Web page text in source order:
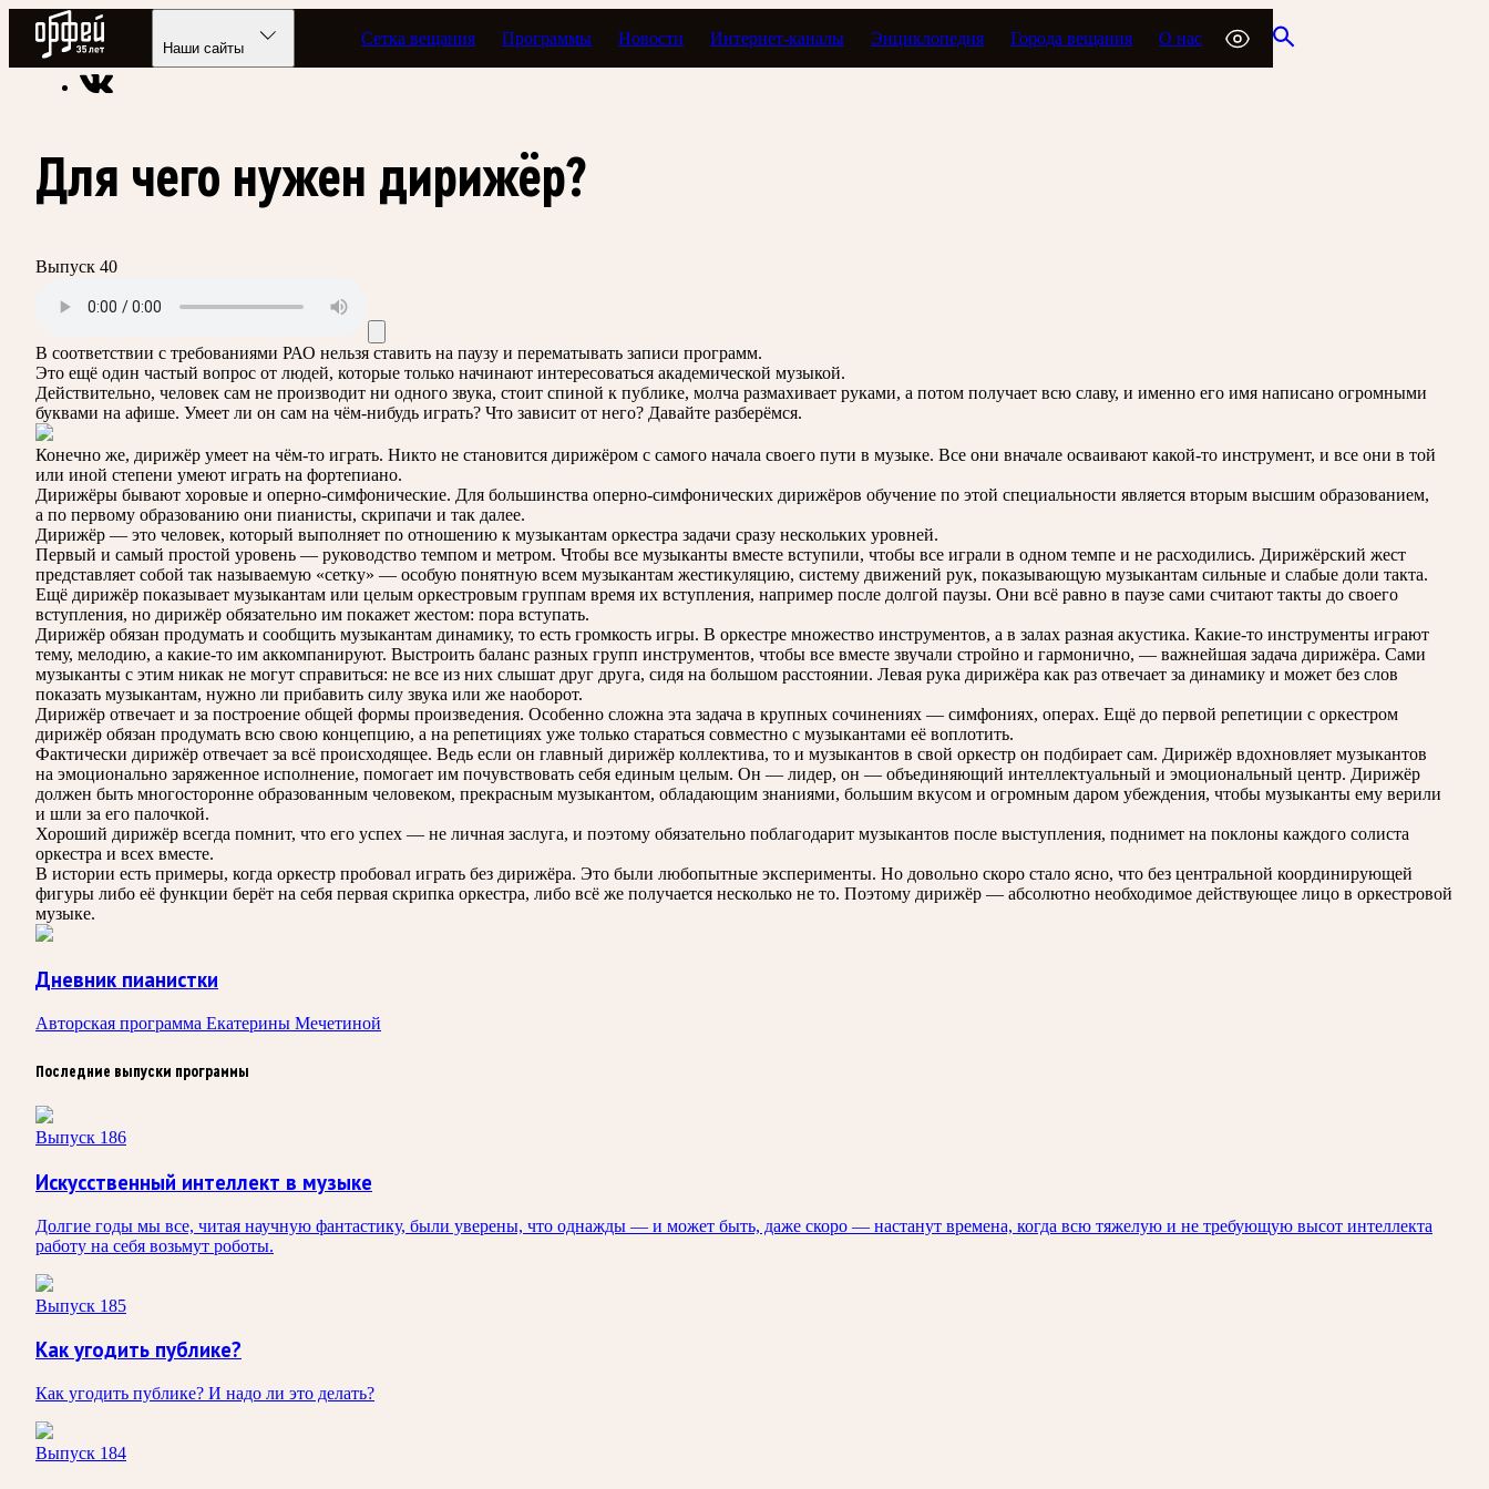
Радио Орфей
Наши сайты
Сетка вещания Программы Новости Интернет-каналы Энциклопедия Города вещания О нас
Радио классической музыки «Орфей» Подкасты Дневник пианистки
Для чего нужен дирижёр?
Выпуск 40
В соответствии с требованиями РАО нельзя ставить на паузу и перематывать записи программ.
Это ещё один частый вопрос от людей, которые только начинают интересоваться академической музыкой.
Действительно, человек сам не производит ни одного звука, стоит спиной к публике, молча размахивает руками, а потом получает всю славу, и именно его имя написано огромными
буквами на афише. Умеет ли он сам на чём-нибудь играть? Что зависит от него? Давайте разберёмся.
Конечно же, дирижёр умеет на чём-то играть. Никто не становится дирижёром с самого начала своего пути в музыке. Все они вначале осваивают какой-то инструмент, и все они в той
или иной степени умеют играть на фортепиано.
Дирижёры бывают хоровые и оперно-симфонические. Для большинства оперно-симфонических дирижёров обучение по этой специальности является вторым высшим образованием,
а по первому образованию они пианисты, скрипачи и так далее.
Дирижёр — это человек, который выполняет по отношению к музыкантам оркестра задачи сразу нескольких уровней.
Первый и самый простой уровень — руководство темпом и метром. Чтобы все музыканты вместе вступили, чтобы все играли в одном темпе и не расходились. Дирижёрский жест
представляет собой так называемую «сетку» — особую понятную всем музыкантам жестикуляцию, систему движений рук, показывающую музыкантам сильные и слабые доли такта.
Ещё дирижёр показывает музыкантам или целым оркестровым группам время их вступления, например после долгой паузы. Они всё равно в паузе сами считают такты до своего
вступления, но дирижёр обязательно им покажет жестом: пора вступать.
Дирижёр обязан продумать и сообщить музыкантам динамику, то есть громкость игры. В оркестре множество инструментов, а в залах разная акустика. Какие-то инструменты играют
тему, мелодию, а какие-то им аккомпанируют. Выстроить баланс разных групп инструментов, чтобы все вместе звучали стройно и гармонично, — важнейшая задача дирижёра. Сами
музыканты с этим никак не могут справиться: не все из них слышат друг друга, сидя на большом расстоянии. Левая рука дирижёра как раз отвечает за динамику и может без слов
показать музыкантам, нужно ли прибавить силу звука или же наоборот.
Дирижёр отвечает и за построение общей формы произведения. Особенно сложна эта задача в крупных сочинениях — симфониях, операх. Ещё до первой репетиции с оркестром
дирижёр обязан продумать всю свою концепцию, а на репетициях уже только стараться совместно с музыкантами её воплотить.
Фактически дирижёр отвечает за всё происходящее. Ведь если он главный дирижёр коллектива, то и музыкантов в свой оркестр он подбирает сам. Дирижёр вдохновляет музыкантов
на эмоционально заряженное исполнение, помогает им почувствовать себя единым целым. Он — лидер, он — объединяющий интеллектуальный и эмоциональный центр. Дирижёр
должен быть многосторонне образованным человеком, прекрасным музыкантом, обладающим знаниями, большим вкусом и огромным даром убеждения, чтобы музыканты ему верили
и шли за его палочкой.
Хороший дирижёр всегда помнит, что его успех — не личная заслуга, и поэтому обязательно поблагодарит музыкантов после выступления, поднимет на поклоны каждого солиста
оркестра и всех вместе.
В истории есть примеры, когда оркестр пробовал играть без дирижёра. Это были любопытные эксперименты. Но довольно скоро стало ясно, что без центральной координирующей
фигуры либо её функции берёт на себя первая скрипка оркестра, либо всё же получается несколько не то. Поэтому дирижёр — абсолютно необходимое действующее лицо в оркестровой
музыке.
Дневник пианистки
Авторская программа Екатерины Мечетиной
Последние выпуски программы
Выпуск 186
Искусственный интеллект в музыке
Долгие годы мы все, читая научную фантастику, были уверены, что однажды — и может быть, даже скоро — настанут времена, когда всю тяжелую и не требующую высот интеллекта
работу на себя возьмут роботы.
Выпуск 185
Как угодить публике?
Как угодить публике? И надо ли это делать?
Выпуск 184